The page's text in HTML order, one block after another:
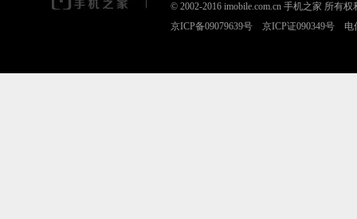
© 2002-2016 imobile.com.cn 手机之家 所有权
京ICP备09079639号 京ICP证090349号 电